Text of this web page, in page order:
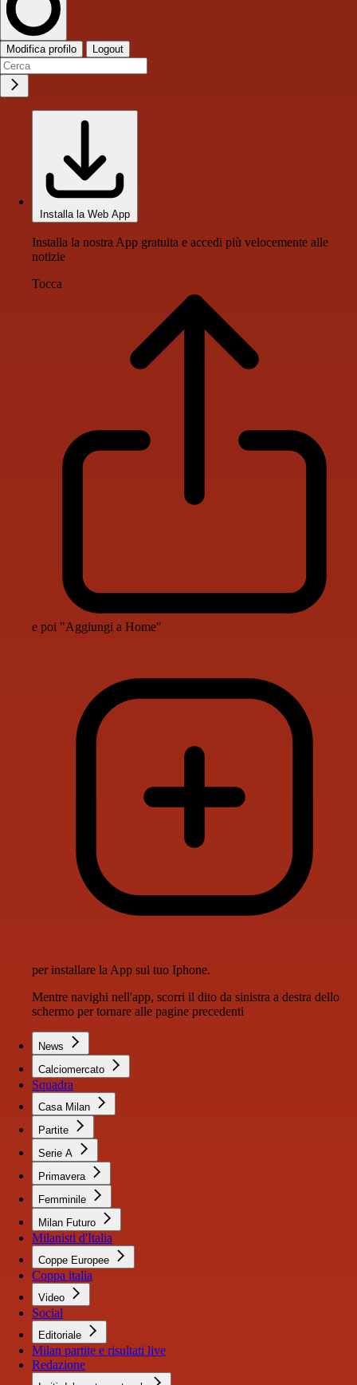
Modifica profilo Logout
Installa la Web App
Installa la nostra App gratuita e accedi più velocemente alle
notizie
Tocca
e poi "Aggiungi a Home"
per installare la App sul tuo Iphone.
Mentre navighi nell'app, scorri il dito da sinistra a destra dello
schermo per tornare alle pagine precedenti
News
Calciomercato
Squadra
Casa Milan
Partite
Serie A
Primavera
Femminile
Milan Futuro
Milanisti d'Italia
Coppe Europee
Coppa italia
Video
Social
Editoriale
Milan partite e risultati live
Redazione